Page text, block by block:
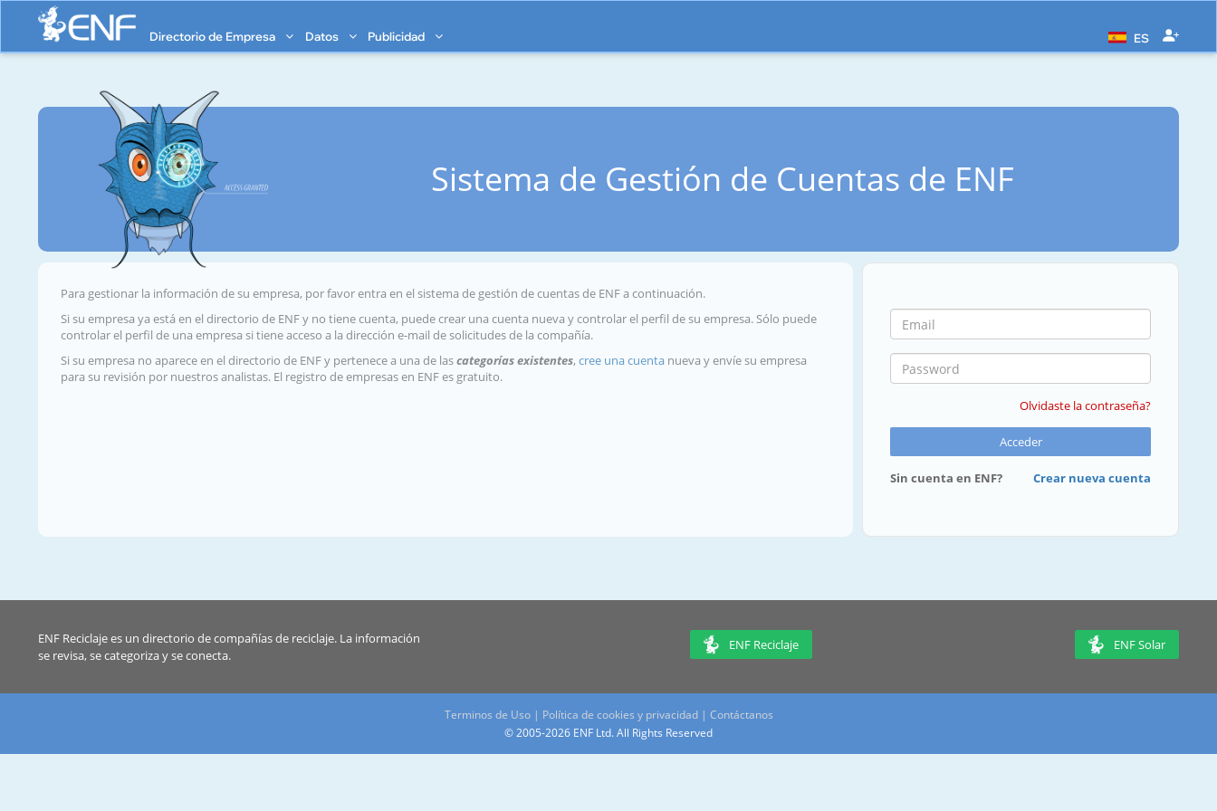
Directorio de Empresa Datos Publicidad ES
Sistema de Gestión de Cuentas de ENF
Para gestionar la información de su empresa, por favor entra en el sistema de gestión de cuentas de ENF a continuación.
Si su empresa ya está en el directorio de ENF y no tiene cuenta, puede crear una cuenta nueva y controlar el perfil de su empresa. Sólo puede
controlar el perfil de una empresa si tiene acceso a la dirección e-mail de solicitudes de la compañía.
Si su empresa no aparece en el directorio de ENF y pertenece a una de lascategorías existentes, cree una cuenta nueva y envíe su empresa
para su revisión por nuestros analistas. El registro de empresas en ENF es gratuito.
Olvidaste la contraseña?
Acceder
Sin cuenta en ENF? Crear nueva cuenta
ENF Reciclaje es un directorio de compañías de reciclaje. La información
se revisa, se categoriza y se conecta.
ENF Reciclaje ENF Solar
Terminos de Uso| Política de cookies y privacidad| Contáctanos
© 2005-2026 ENF Ltd. All Rights Reserved